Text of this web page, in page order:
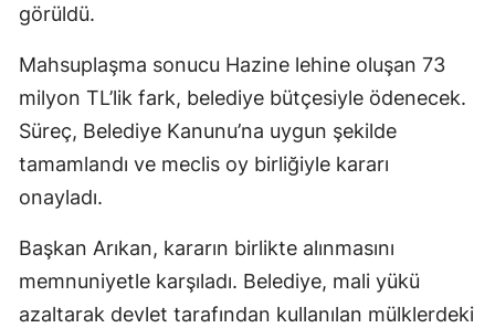
görüldü.
Mahsuplaşma sonucu Hazine lehine oluşan 73
milyon TL’lik fark, belediye bütçesiyle ödenecek.
Süreç, Belediye Kanunu’na uygun şekilde
tamamlandı ve meclis oy birliğiyle kararı
onayladı.
Başkan Arıkan, kararın birlikte alınmasını
memnuniyetle karşıladı. Belediye, mali yükü
azaltarak devlet tarafından kullanılan mülklerdeki